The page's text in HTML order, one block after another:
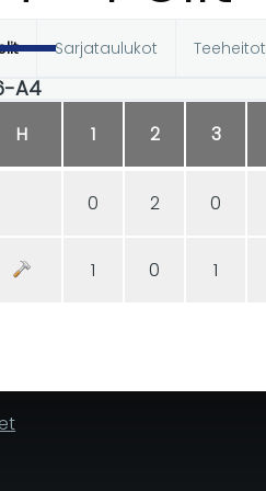
Sarjataulukot Teeheitot
A4
H 1 2 3
0 2 0
1 0 1